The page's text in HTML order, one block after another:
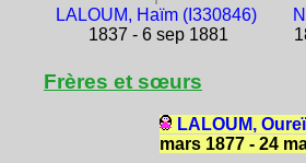
LALOUM, Haïm (I330846)
1837 - 6 sep 1881
Frères et sœurs
LALOUM,
mars 1877 - 24